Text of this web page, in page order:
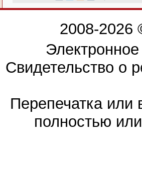
2008-2026
Свидетельство о
Перепечатка
полностью